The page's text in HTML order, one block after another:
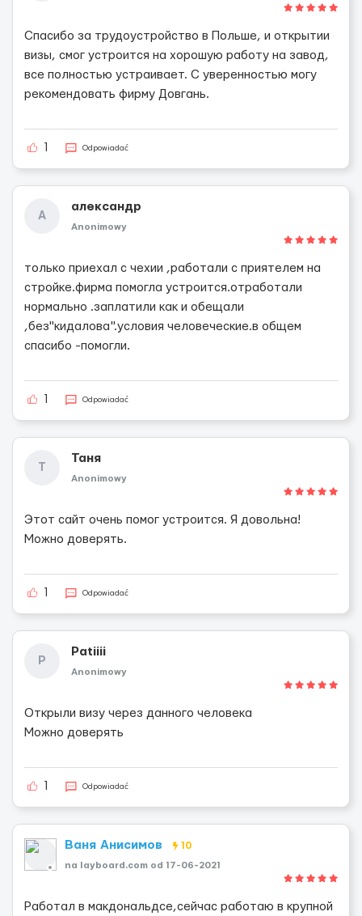
Спасибо за трудоустройство в Польше, и открытии
визы, смог устроится на хорошую работу на завод,
все полностью устраивает. С уверенностью могу
рекомендовать фирму Довгань.
Odpowiadać
А
александр
Anonimowy
только приехал с чехии ,работали с приятелем на
стройке.фирма помогла устроится.отработали
нормально .заплатили как и обещали
,без"кидалова".условия человеческие.в общем
спасибо -помогли.
Odpowiadać
Т
Таня
Anonimowy
Этот сайт очень помог устроится. Я довольна!
Можно доверять.
Odpowiadać
P
Patiiii
Anonimowy
Открыли визу через данного человека
Можно доверять
Odpowiadać
Ваня Анисимов 10
na layboard.com od 17-06-2021
Работал в макдональдсе,сейчас работаю в крупной